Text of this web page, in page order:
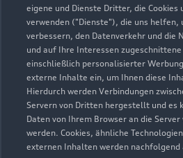
eigene und Dienste Dritter, die Cookies
verwenden ("Dienste"), die uns helfen,
verbessern, den Datenverkehr und die
und auf Ihre Interessen
einschließlich personalisierter
externe Inhalte ein, um Ihnen diese
Hierdurch werden Verbindungen
Servern von Dritten hergestellt und es
Daten von Ihrem Browser an die
werden. Cookies, ähnliche
externen Inhalten werden nachfolgend
Wir beraten Sie